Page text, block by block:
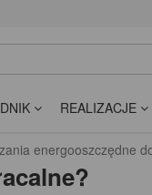
REALIZACJE
energooszczędne